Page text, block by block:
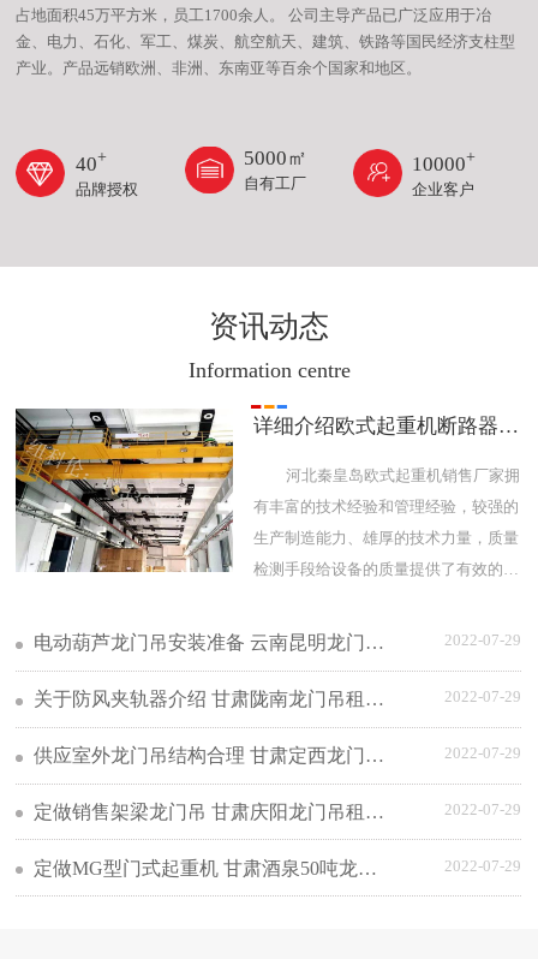
占地面积45万平方米，员工1700余人。 公司主导产品已广泛应用于冶
金、电力、石化、军工、煤炭、航空航天、建筑、铁路等国民经济支柱型
产业。产品远销欧洲、非洲、东南亚等百余个国家和地区。
40+
品牌授权
5000㎡
自有工厂
10000+
企业客户
资讯动态
Information centre
详细介绍欧式起重机断路器的
河北秦皇岛欧式起重机销售厂家拥
有丰富的技术经验和管理经验，较强的
生产制造能力、雄厚的技术力量，质量
检测手段给设备的质量提供了有效的保
电动葫芦龙门吊安装准备 云南昆明龙门吊
2022-07-29
关于防风夹轨器介绍 甘肃陇南龙门吊租赁
2022-07-29
供应室外龙门吊结构合理 甘肃定西龙门吊
2022-07-29
定做销售架梁龙门吊 甘肃庆阳龙门吊租赁
费用
2022-07-29
定做MG型门式起重机 甘肃酒泉50吨龙门
吊租赁
2022-07-29